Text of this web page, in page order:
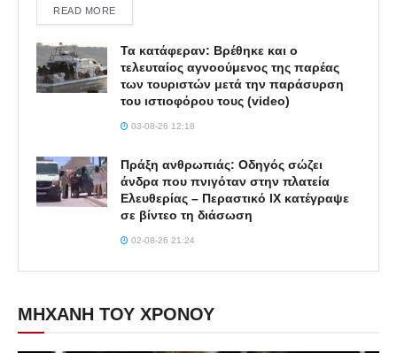
READ MOREDETAILS
Τα κατάφεραν: Βρέθηκε και ο
τελευταίος αγνοούμενος της παρέας
των τουριστών μετά την παράσυρση
του ιστιοφόρου τους (video)
03-08-26 12:18
Πράξη ανθρωπιάς: Οδηγός σώζει
άνδρα που πνιγόταν στην πλατεία
Ελευθερίας – Περαστικό ΙΧ κατέγραψε
σε βίντεο τη διάσωση
02-08-26 21:24
ΜΗΧΑΝΗ ΤΟΥ ΧΡΟΝΟΥ